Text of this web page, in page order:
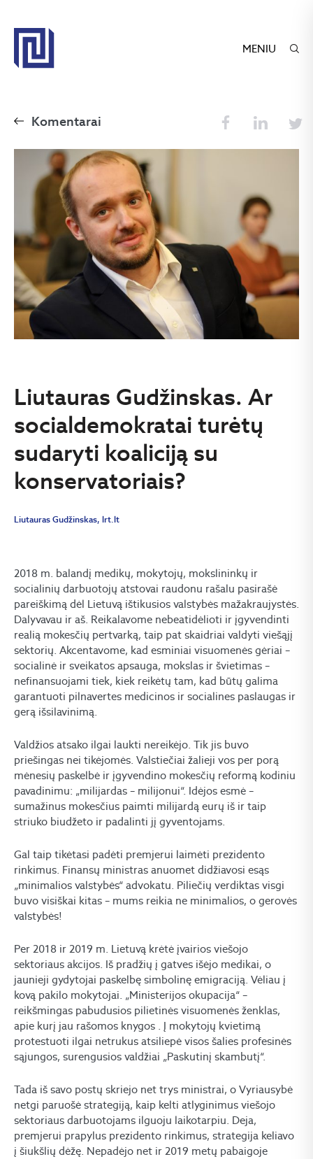
MENIU
Komentarai
Liutauras Gudžinskas. Ar
socialdemokratai turėtų
sudaryti koaliciją su
konservatoriais?
Liutauras Gudžinskas, lrt.lt
2018 m. balandį medikų, mokytojų, mokslininkų ir
socialinių darbuotojų atstovai raudonu rašalu pasirašė
pareiškimą dėl Lietuvą ištikusios valstybės mažakraujystės.
Dalyvavau ir aš. Reikalavome nebeatidėlioti ir įgyvendinti
realią mokesčių pertvarką, taip pat skaidriai valdyti viešąjį
sektorių. Akcentavome, kad esminiai visuomenės gėriai –
socialinė ir sveikatos apsauga, mokslas ir švietimas –
nefinansuojami tiek, kiek reikėtų tam, kad būtų galima
garantuoti pilnavertes medicinos ir socialines paslaugas ir
gerą išsilavinimą.
Valdžios atsako ilgai laukti nereikėjo. Tik jis buvo
priešingas nei tikėjomės. Valstiečiai žalieji vos per porą
mėnesių paskelbė ir įgyvendino mokesčių reformą kodiniu
pavadinimu: „milijardas – milijonui“. Idėjos esmė –
sumažinus mokesčius paimti milijardą eurų iš ir taip
striuko biudžeto ir padalinti jį gyventojams.
Gal taip tikėtasi padėti premjerui laimėti prezidento
rinkimus. Finansų ministras anuomet didžiavosi esąs
„minimalios valstybės“ advokatu. Piliečių verdiktas visgi
buvo visiškai kitas – mums reikia ne minimalios, o gerovės
valstybės!
Per 2018 ir 2019 m. Lietuvą krėtė įvairios viešojo
sektoriaus akcijos. Iš pradžių į gatves išėjo medikai, o
jaunieji gydytojai paskelbę simbolinę emigraciją. Vėliau į
kovą pakilo mokytojai. „Ministerijos okupacija“ –
reikšmingas pabudusios pilietinės visuomenės ženklas,
apie kurį jau rašomos knygos . Į mokytojų kvietimą
protestuoti ilgai netrukus atsiliepė visos šalies profesinės
sąjungos, surengusios valdžiai „Paskutinį skambutį“.
Tada iš savo postų skriejo net trys ministrai, o Vyriausybė
netgi paruošė strategiją, kaip kelti atlyginimus viešojo
sektoriaus darbuotojams ilguoju laikotarpiu. Deja,
premjerui prapylus prezidento rinkimus, strategija keliavo
į šiukšlių dėžę. Nepadėjo net ir 2019 metų pabaigoje